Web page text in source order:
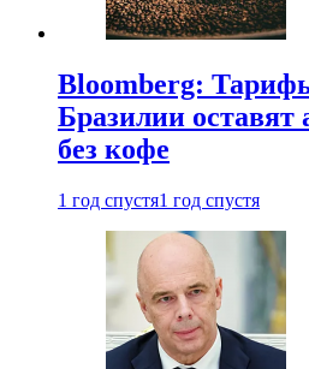
Bloomberg:
Бразилии оставят
без кофе
1 год спустя1 год спустя